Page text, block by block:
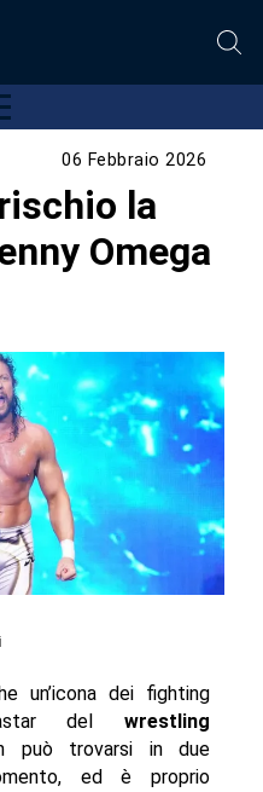
06 Febbraio 2026
la
Omega
un’icona dei fighting
delwrestling
può trovarsi in due
ed è proprio